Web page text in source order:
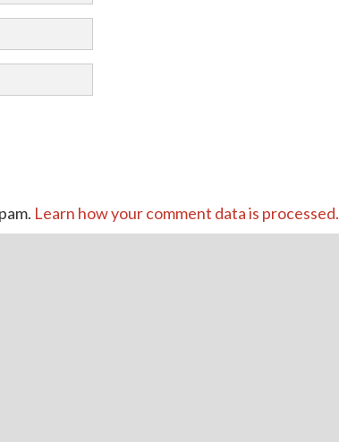
Learn how your comment data is processed.